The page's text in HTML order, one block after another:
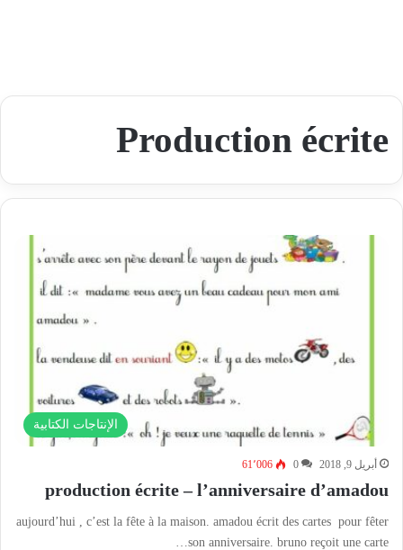
Production écrite
الإنتاجات الكتابية
أبريل 9, 2018 0 61٬006
production écrite – l’anniversaire d’amadou
aujourd’hui , c’est la fête à la maison. amadou écrit des cartes pour fêter
son anniversaire. bruno reçoit une carte…